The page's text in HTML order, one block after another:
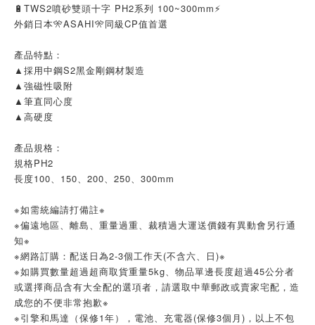
🔋TWS2噴砂雙頭十字 PH2系列 100~300mm⚡
外銷日本🎌ASAHI🎌同級CP值首選
產品特點：
▲採用中鋼S2黑金剛鋼材製造
▲強磁性吸附
▲筆直同心度
▲高硬度
產品規格：
規格PH2
長度100、150、200、250、300mm
※如需統編請打備註※
※偏遠地區、離島、重量過重、裁積過大運送價錢有異動會另行通
知※
※網路訂購：配送日為2-3個工作天(不含六、日)※
※如購買數量超過超商取貨重量5kg、物品單邊長度超過45公分者
或選擇商品含有大全配的選項者，請選取中華郵政或賣家宅配，造
成您的不便非常抱歉※
※引擎和馬達（保修1年），電池、充電器(保修3個月)，以上不包